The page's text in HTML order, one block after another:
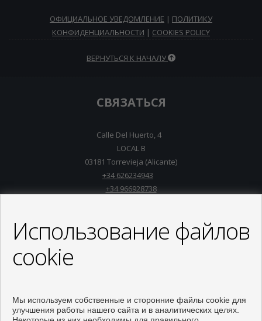
ОФИЦИАЛЬНОЕ УВЕДОМЛЕНИЕ | ПОЛИТИКУ
КОНФИДЕНЦИАЛЬНОСТИ | COOKIES POLICY
ВЕРНУТЬСЯ К НАЧАЛУ
СВЯЗАТЬСЯ
Calle Del Huerto, 4
LOCAL B
03181 Torrevieja (Alicante)
+34 626234943
+34 966928738
Использование файлов
cookie
Мы используем собственные и сторонние файлы cookie для
улучшения работы нашего сайта и в аналитических целях.